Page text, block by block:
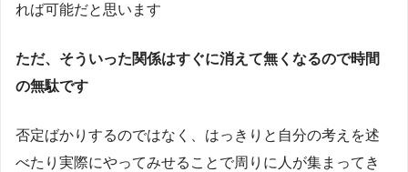
れば可能だと思います
ただ、そういった関係はすぐに消えて無くなるので時間
の無駄です
否定ばかりするのではなく、はっきりと自分の考えを述
べたり実際にやってみせることで周りに人が集まってき